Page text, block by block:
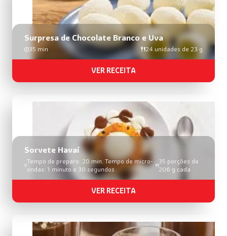
Surpresa de Chocolate Branco e Uva
35 min 24 unidades de 23 g
VER RECEITA
Sorvete Havaí
Tempo de preparo: 20 min. Tempo de micro-
ondas: 1 minuto e 30 segundos
35 porções de
206 g cada
VER RECEITA